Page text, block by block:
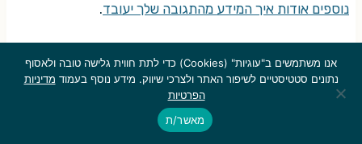
נוספים אודות איך המידע מהתגובה שלך יעובד.
© אם לא צוין אחרת, זכויות היוצרים על כל התכנים הערוכים המתפרסמים
באתר שייכות ל"בלי פאניקה" ולכותבים. אין להעתיק, לשכפל, להקליט,
לאחסן במאגר מידע או לעשות כל שימוש אחר שמפר את זכויות היוצרים על
אנו משתמשים ב"עוגיות" (Cookies) כדי לתת חווית גלישה טובה ולאסוף
נתונים סטטיסטיים לשיפור האתר ולצרכי שיווק. מידע נוסף בעמוד מדיניות
הפרטיות
מאשר/ת